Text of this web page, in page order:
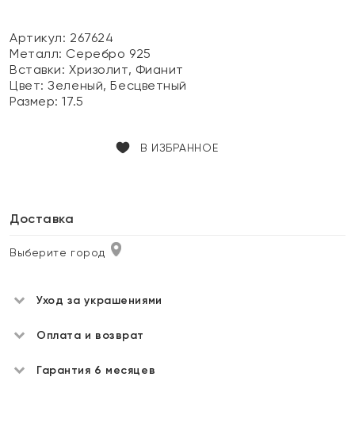
Артикул: 267624
Металл: Серебро 925
Вставки:Хризолит, Фианит
Цвет:Зеленый, Бесцветный
Размер:17.5
В ИЗБРАННОЕ
Доставка
Выберите город
Уход за украшениями
Оплата и возврат
Гарантия 6 месяцев